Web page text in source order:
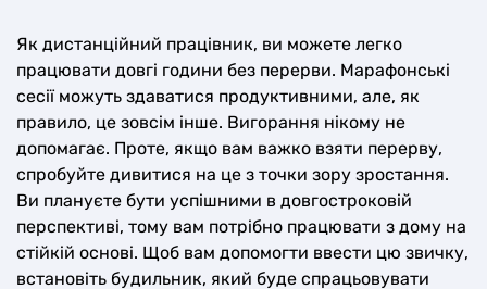
Як дистанційний працівник, ви можете легко
працювати довгі години без перерви. Марафонські
сесії можуть здаватися продуктивними, але, як
правило, це зовсім інше. Вигорання нікому не
допомагає. Проте, якщо вам важко взяти перерву,
спробуйте дивитися на це з точки зору зростання.
Ви плануєте бути успішними в довгостроковій
перспективі, тому вам потрібно працювати з дому на
стійкій основі. Щоб вам допомогти ввести цю звичку,
встановіть будильник, який буде спрацьовувати